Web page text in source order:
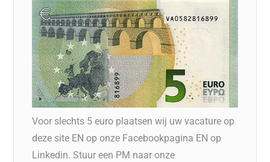
Voor slechts 5 euro plaatsen wij uw vacature op
deze site EN op onze Facebookpagina EN op
Linkedin. Stuur een PM naar onze